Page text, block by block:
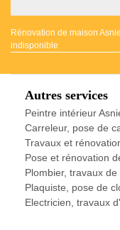
Rénovation de maison
indisponible
Autres services
Peintre intérieur
Carreleur, pose de
Travaux et
Pose et rénovation
Plombier, travaux
Plaquiste, pose de
Electricien, travaux